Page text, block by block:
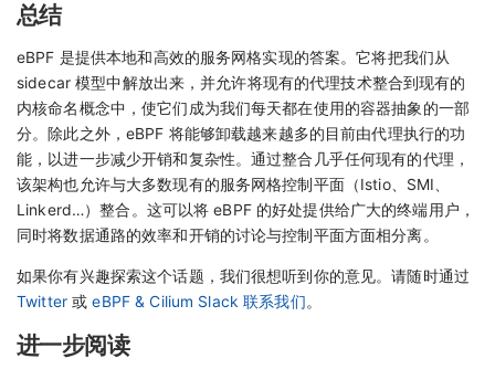
总结
eBPF 是提供本地和高效的服务网格实现的答案。它将把我们从
sidecar 模型中解放出来，并允许将现有的代理技术整合到现有的
内核命名概念中，使它们成为我们每天都在使用的容器抽象的一部
分。除此之外，eBPF 将能够卸载越来越多的目前由代理执行的功
能，以进一步减少开销和复杂性。通过整合几乎任何现有的代理，
该架构也允许与大多数现有的服务网格控制平面（Istio、SMI、
Linkerd…）整合。这可以将 eBPF 的好处提供给广大的终端用户，
同时将数据通路的效率和开销的讨论与控制平面方面相分离。
如果你有兴趣探索这个话题，我们很想听到你的意见。请随时通过
Twitter或eBPF & Cilium Slack 联系我们。
进一步阅读